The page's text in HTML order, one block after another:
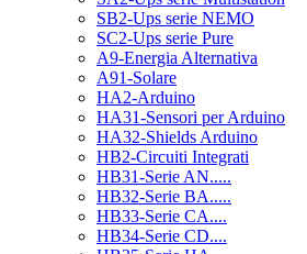
SB2-Ups serie NEMO
SC2-Ups serie Pure
A9-Energia Alternativa
A91-Solare
HA2-Arduino
HA31-Sensori per Arduino
HA32-Shields Arduino
HB2-Circuiti Integrati
HB31-Serie AN.....
HB32-Serie BA.....
HB33-Serie CA....
HB34-Serie CD....